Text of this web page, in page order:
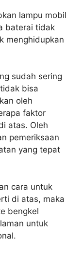
lampu mobil
baterai tidak
menghidupkan
sudah sering
bisa
oleh
faktor
atas. Oleh
pemeriksaan
yang tepat
cara untuk
di atas, maka
bengkel
untuk